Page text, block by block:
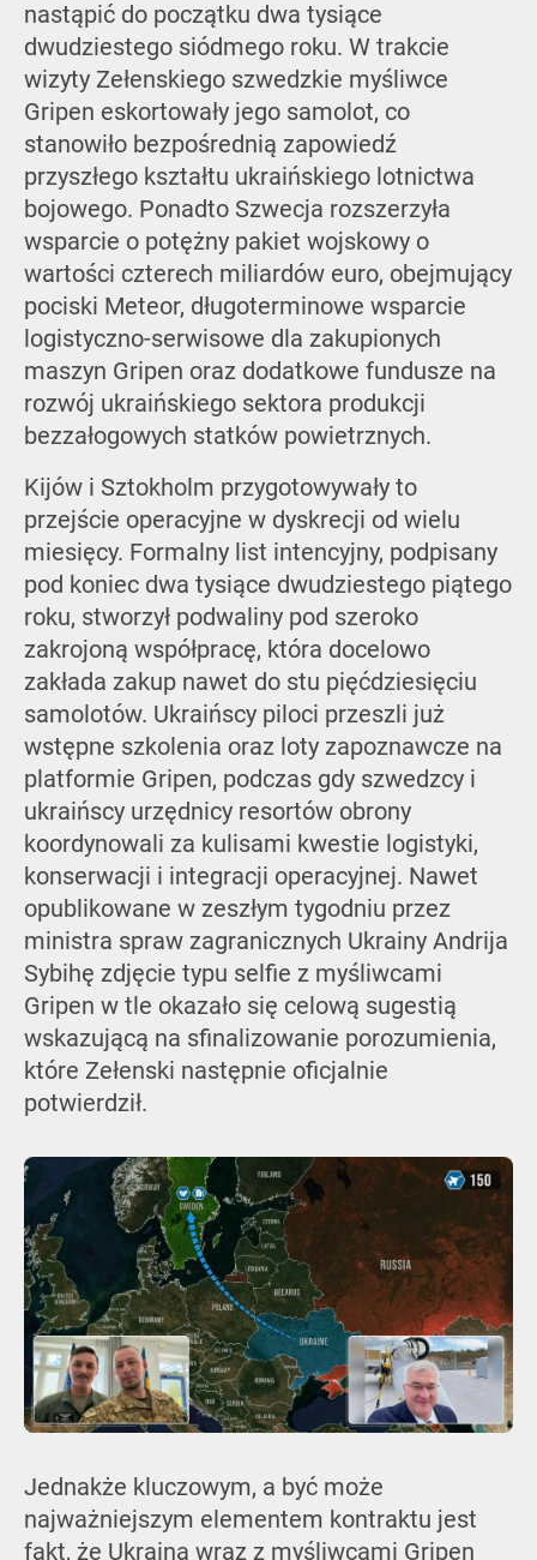
nastąpić do początku dwa tysiące
dwudziestego siódmego roku. W trakcie
wizyty Zełenskiego szwedzkie myśliwce
Gripen eskortowały jego samolot, co
stanowiło bezpośrednią zapowiedź
przyszłego kształtu ukraińskiego lotnictwa
bojowego. Ponadto Szwecja rozszerzyła
wsparcie o potężny pakiet wojskowy o
wartości czterech miliardów euro, obejmujący
pociski Meteor, długoterminowe wsparcie
logistyczno-serwisowe dla zakupionych
maszyn Gripen oraz dodatkowe fundusze na
rozwój ukraińskiego sektora produkcji
bezzałogowych statków powietrznych.
Kijów i Sztokholm przygotowywały to
przejście operacyjne w dyskrecji od wielu
miesięcy. Formalny list intencyjny, podpisany
pod koniec dwa tysiące dwudziestego piątego
roku, stworzył podwaliny pod szeroko
zakrojoną współpracę, która docelowo
zakłada zakup nawet do stu pięćdziesięciu
samolotów. Ukraińscy piloci przeszli już
wstępne szkolenia oraz loty zapoznawcze na
platformie Gripen, podczas gdy szwedzcy i
ukraińscy urzędnicy resortów obrony
koordynowali za kulisami kwestie logistyki,
konserwacji i integracji operacyjnej. Nawet
opublikowane w zeszłym tygodniu przez
ministra spraw zagranicznych Ukrainy Andrija
Sybihę zdjęcie typu selfie z myśliwcami
Gripen w tle okazało się celową sugestią
wskazującą na sfinalizowanie porozumienia,
które Zełenski następnie oficjalnie
potwierdził.
Jednakże kluczowym, a być może
najważniejszym elementem kontraktu jest
fakt, że Ukraina wraz z myśliwcami Gripen